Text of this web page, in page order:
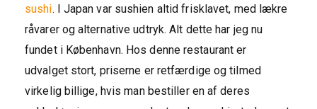
sushi. I Japan var sushien altid frisklavet, med lækre
råvarer og alternative udtryk. Alt dette har jeg nu
fundet i København. Hos denne restaurant er
udvalget stort, priserne er retfærdige og tilmed
virkelig billige, hvis man bestiller en af deres